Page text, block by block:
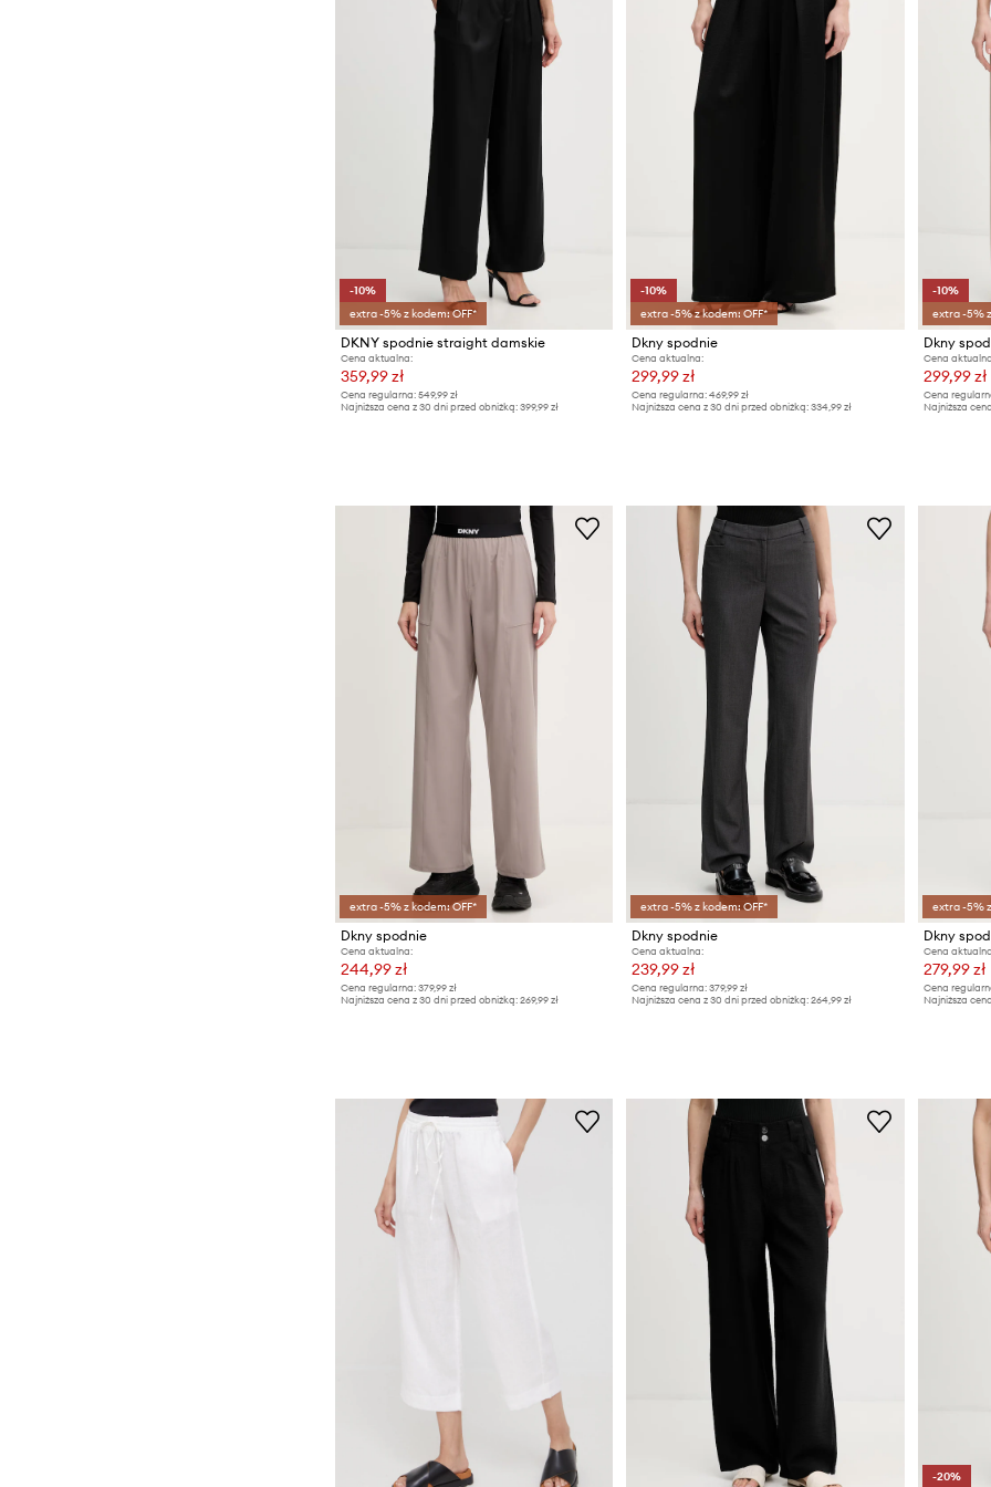
-10%
extra -5% z kodem: OFF*
DKNY spodnie straight damskie
Cena aktualna:
359,99 zł
Cena regularna: 549,99 zł
Najniższa cena z 30 dni przed obniżką: 399,99 zł
-10%
extra -5% z kodem: OFF*
Dkny spodnie
Cena aktualna:
299,99 zł
Cena regularna: 469,99 zł
Najniższa cena z 30 dni przed obniżką: 334,99 zł
-10%
extra -5%
Dkny
Cena
299,99 zł
Cena
Najniższa
extra -5% z kodem: OFF*
Dkny spodnie
Cena aktualna:
244,99 zł
Cena regularna: 379,99 zł
Najniższa cena z 30 dni przed obniżką: 269,99 zł
extra -5% z kodem: OFF*
Dkny spodnie
Cena aktualna:
239,99 zł
Cena regularna: 379,99 zł
Najniższa cena z 30 dni przed obniżką: 264,99 zł
extra -5%
Dkny
Cena
279,99 zł
Cena
Najniższa
-20%